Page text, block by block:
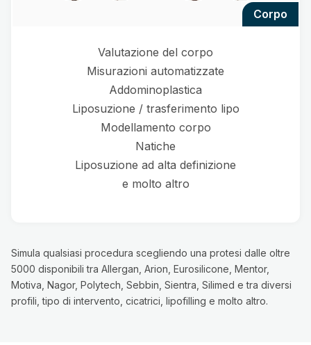
corpo
Valutazione del corpo
Misurazioni automatizzate
Addominoplastica
Liposuzione / trasferimento lipo
Modellamento corpo
Natiche
Liposuzione ad alta definizione
e molto altro
Simula qualsiasi procedura scegliendo una protesi dalle oltre
5000 disponibili tra Allergan, Arion, Eurosilicone, Mentor,
Motiva, Nagor, Polytech, Sebbin, Sientra, Silimed e tra diversi
profili, tipo di intervento, cicatrici, lipofilling e molto altro.